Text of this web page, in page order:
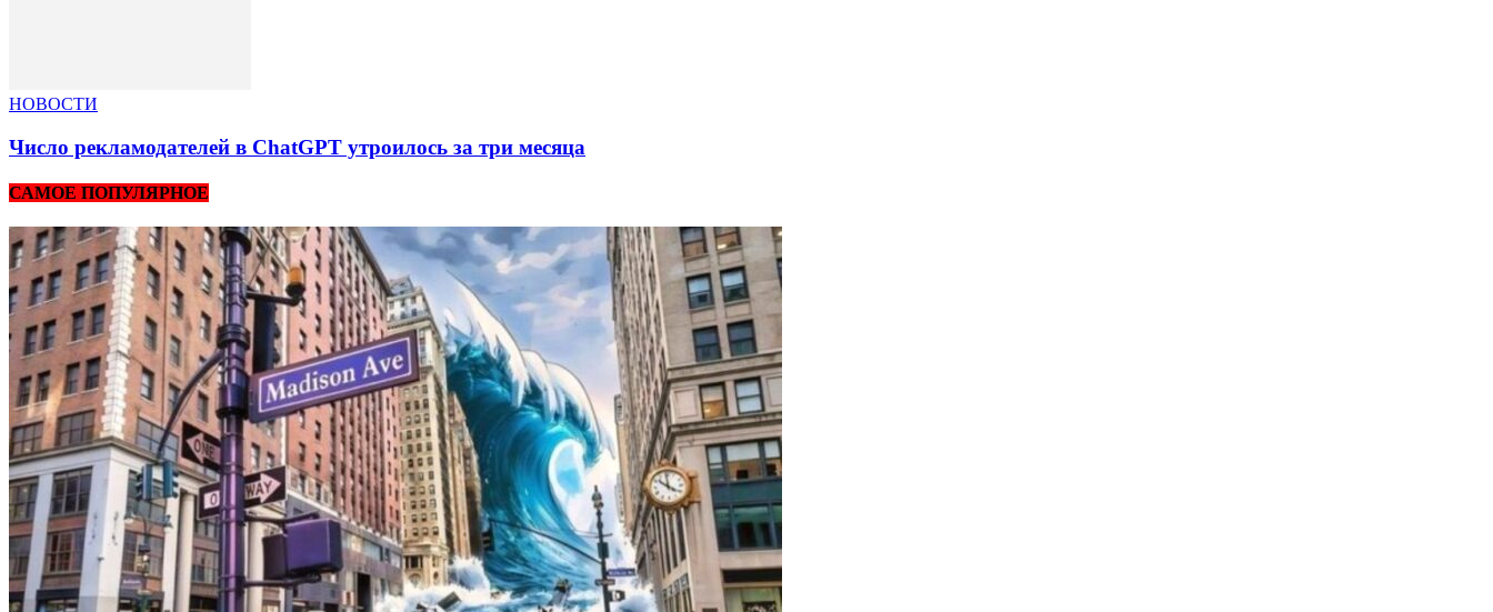
НОВОСТИ
Число рекламодателей в ChatGPT утроилось за три месяца
САМОЕ ПОПУЛЯРНОЕ